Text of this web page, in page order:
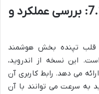
سیستم عامل اندروید 7.1.1: بررسی عملکرد و
عامل اندروید نسخه 7.1.1، قلب تپنده بخش هوشمند
تلویزیون پانورامیک PA-50SA3657 است. این نسخه از اندروید،
می دهد. رابط کاربری آن
به سرعت می توانند با آن